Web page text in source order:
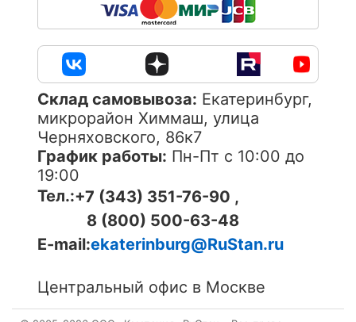
Cклад самовывоза: Екатеринбург,
микрорайон Химмаш, улица
Черняховского, 86к7
График работы: Пн-Пт с 10:00 до
19:00
Тел.:+7 (343) 351-76-90 ,
8 (800) 500-63-48
E-mail:ekaterinburg@RuStan.ru
Центральный офис в Москве